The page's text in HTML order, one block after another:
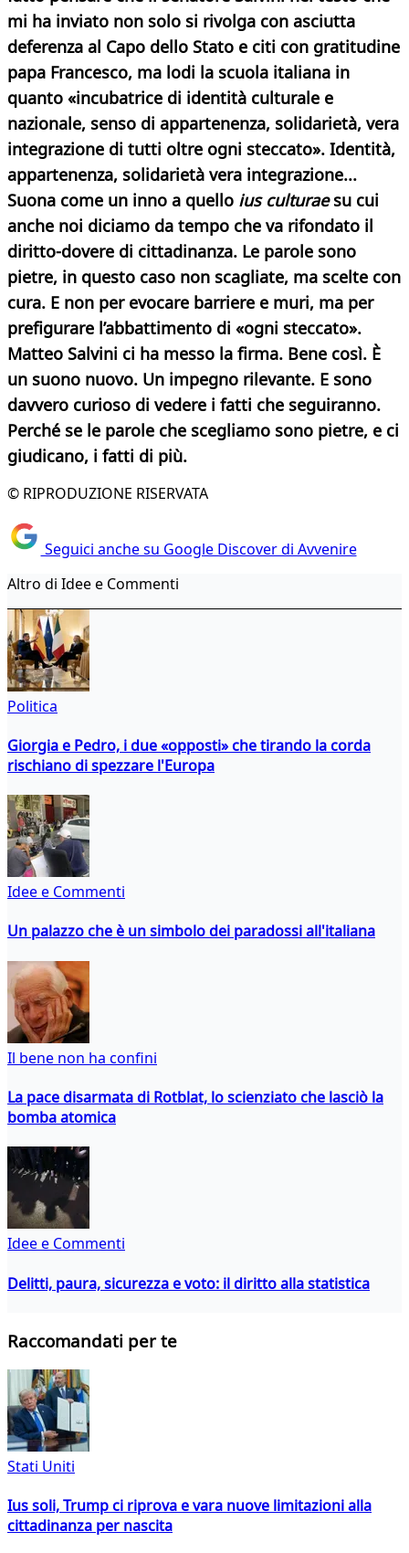
mi ha inviato non solo si rivolga con asciutta
deferenza al Capo dello Stato e citi con gratitudine
papa Francesco, ma lodi la scuola italiana in
quanto «incubatrice di identità culturale e
nazionale, senso di appartenenza, solidarietà, vera
integrazione di tutti oltre ogni steccato». Identità,
appartenenza, solidarietà vera integrazione...
Suona come un inno a quello ius culturae su cui
anche noi diciamo da tempo che va rifondato il
diritto-dovere di cittadinanza. Le parole sono
pietre, in questo caso non scagliate, ma scelte con
cura. E non per evocare barriere e muri, ma per
prefigurare l’abbattimento di «ogni steccato».
Matteo Salvini ci ha messo la firma. Bene così. È
un suono nuovo. Un impegno rilevante. E sono
davvero curioso di vedere i fatti che seguiranno.
Perché se le parole che scegliamo sono pietre, e ci
giudicano, i fatti di più.
© RIPRODUZIONE RISERVATA
Seguici anche su Google Discover di Avvenire
Altro di Idee e Commenti
Politica
Giorgia e Pedro, i due «opposti» che tirando la corda
rischiano di spezzare l'Europa
Idee e Commenti
Un palazzo che è un simbolo dei paradossi all'italiana
Il bene non ha confini
La pace disarmata di Rotblat, lo scienziato che lasciò la
bomba atomica
Idee e Commenti
Delitti, paura, sicurezza e voto: il diritto alla statistica
Raccomandati per te
Stati Uniti
Ius soli, Trump ci riprova e vara nuove limitazioni alla
cittadinanza per nascita